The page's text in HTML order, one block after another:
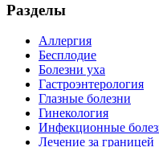
Разделы
Аллергия
Бесплодие
Болезни уха
Гастроэнтерология
Глазные болезни
Гинекология
Инфекционные
Лечение за границей